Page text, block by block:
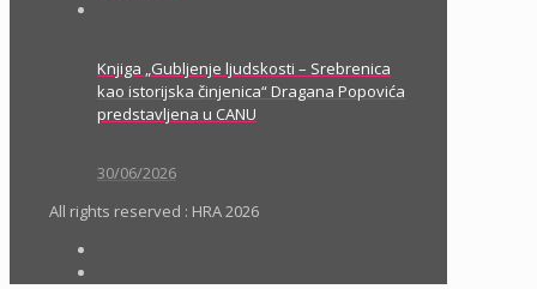
Knjiga „Gubljenje ljudskosti – Srebrenica
kao istorijska činjenica“ Dragana Popovića
predstavljena u CANU
30/06/2026
All rights reserved : HRA 2026